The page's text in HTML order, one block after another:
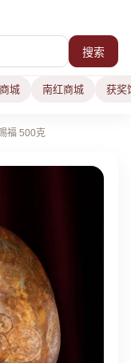
搜索
城 南红商城 获奖
福 500克